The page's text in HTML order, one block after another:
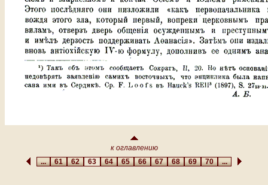
к оглавлению
...6162 63 64656667686970...